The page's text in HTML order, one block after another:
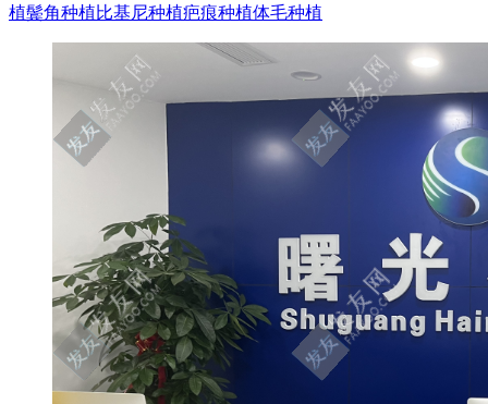
植鬓角种植比基尼种植疤痕种植体毛种植